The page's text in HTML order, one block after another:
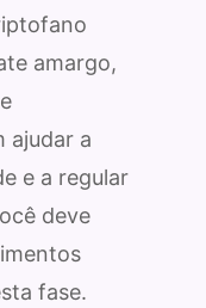
amargo,
ajudar a
e a regular
deve
fase.